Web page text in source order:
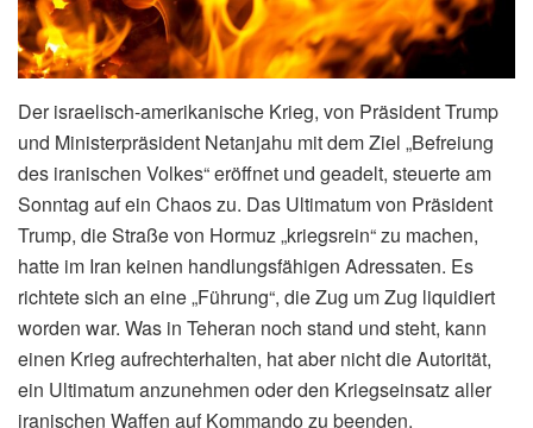
Der israelisch-amerikanische Krieg, von Präsident Trump
und Ministerpräsident Netanjahu mit dem Ziel „Befreiung
des iranischen Volkes“ eröffnet und geadelt, steuerte am
Sonntag auf ein Chaos zu. Das Ultimatum von Präsident
Trump, die Straße von Hormuz „kriegsrein“ zu machen,
hatte im Iran keinen handlungsfähigen Adressaten. Es
richtete sich an eine „Führung“, die Zug um Zug liquidiert
worden war. Was in Teheran noch stand und steht, kann
einen Krieg aufrechterhalten, hat aber nicht die Autorität,
ein Ultimatum anzunehmen oder den Kriegseinsatz aller
iranischen Waffen auf Kommando zu beenden.